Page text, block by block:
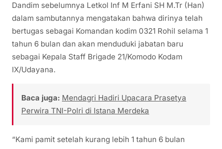
Dandim sebelumnya Letkol Inf M Erfani SH M.Tr (Han)
dalam sambutannya mengatakan bahwa dirinya telah
bertugas sebagai Komandan kodim 0321 Rohil selama 1
tahun 6 bulan dan akan menduduki jabatan baru
sebagai Kepala Staff Brigade 21/Komodo Kodam
IX/Udayana.
Baca juga: Mendagri Hadiri Upacara Prasetya
Perwira TNI-Polri di Istana Merdeka
“Kami pamit setelah kurang lebih 1 tahun 6 bulan